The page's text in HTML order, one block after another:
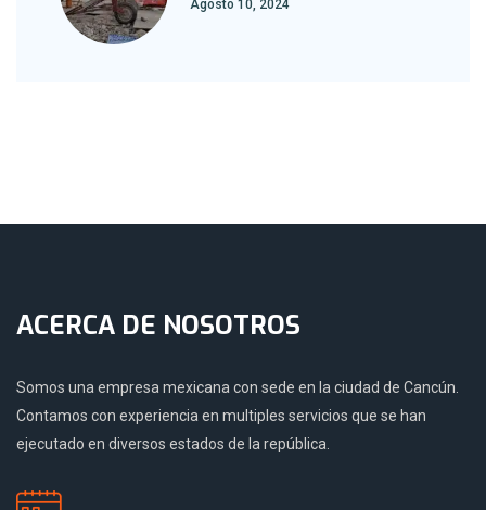
Agosto 10, 2024
ACERCA DE NOSOTROS
Somos una empresa mexicana con sede en la ciudad de Cancún.
Contamos con experiencia en multiples servicios que se han
ejecutado en diversos estados de la república.